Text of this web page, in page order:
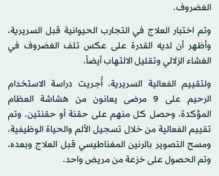
الغضروف.
وتم اختبار العلاج في التجارب الحيوانية قبل السريرية،
وأظهر أن لديه القدرة على عكس تلف الغضروف في
الغشاء الزلالي وتقليل الالتهاب أيضاً.
ولتقييم الفعالية السريرية، أُجريت دراسة الاستخدام
الرحيم على 9 مرضى يعانون من هشاشة العظام
المؤكدة، وحصل كل منهم على حقنة أو حقنتين. وتم
تقييم الفعالية من خلال تسجيل الألم والحياة الوظيفية،
ومسح التصوير بالرنين المغناطيسي قبل العلاج وبعده،
وتم الحصول على خزعة من مريض واحد.